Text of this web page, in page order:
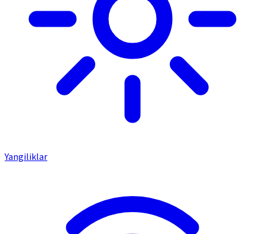
Yangiliklar